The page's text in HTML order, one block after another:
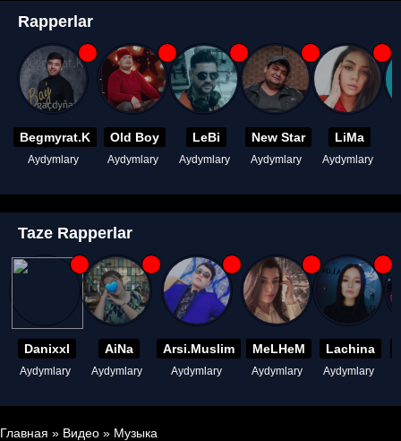
Rapperlar
Begmyrat.K
Aydymlary
Old Boy
Aydymlary
LeBi
Aydymlary
New Star
Aydymlary
LiMa
Aydymlary
Taze Rapperlar
Danixxl
Aydymlary
AiNa
Aydymlary
Arsi.Muslim
Aydymlary
MeLHeM
Aydymlary
Lachina
Aydymlary
Главная » Видео » Музыка